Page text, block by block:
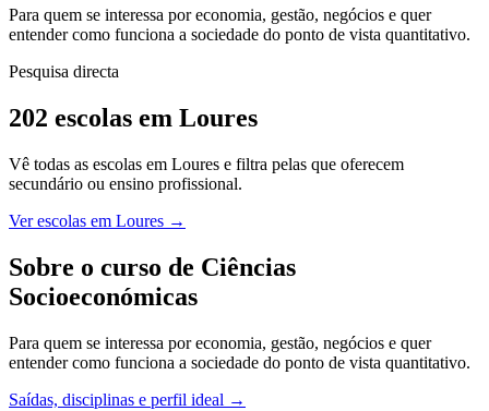
Para quem se interessa por economia, gestão, negócios e quer
entender como funciona a sociedade do ponto de vista quantitativo.
Pesquisa directa
202 escolas em Loures
Vê todas as escolas em Loures e filtra pelas que oferecem
secundário ou ensino profissional.
Ver escolas em Loures →
Sobre o curso de Ciências
Socioeconómicas
Para quem se interessa por economia, gestão, negócios e quer
entender como funciona a sociedade do ponto de vista quantitativo.
Saídas, disciplinas e perfil ideal →